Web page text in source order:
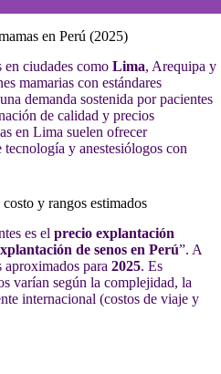
en Perú (2025)
en ciudades como Lima, Arequipa y
mamarias con estándares
demanda sostenida por pacientes
de calidad y precios
en Lima suelen ofrecer
y anestesiólogos con
y rangos estimados
es el precio explantación
de senos en Perú”. A
aproximados para 2025. Es
varían según la complejidad, la
internacional (costos de viaje y